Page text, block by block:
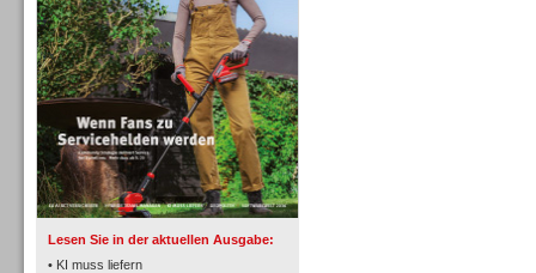
Lesen Sie in der aktuellen Ausgabe:
• KI muss liefern
TK- und ACD-Systeme